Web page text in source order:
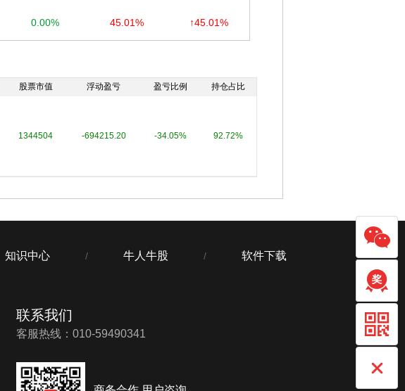
0.00% 45.01% ↑45.01%
股票市值 浮动盈亏 盈亏比例 持仓占比
1344504 -694215.20 -34.05% 92.72%
知识中心 / 牛人牛股 / 软件下载
联系我们
客服热线：010-59490341